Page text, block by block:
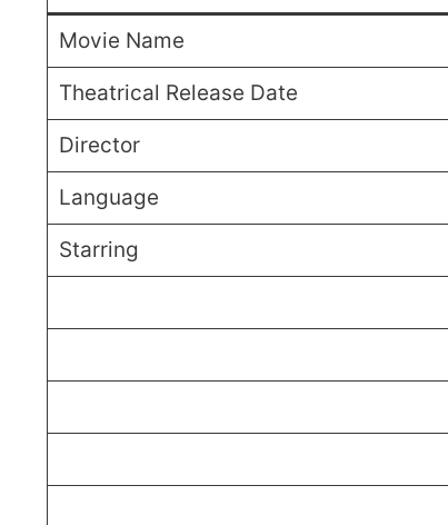
Movie Name
Theatrical Release Date
Director
Language
Starring